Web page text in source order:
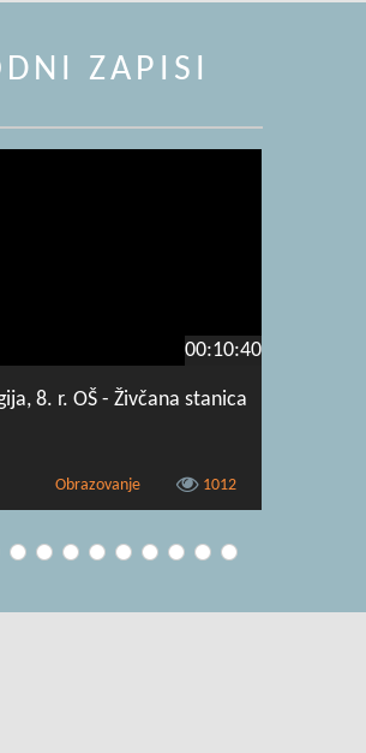
ZAPISI
00:10:40
8. r. OŠ - Živčana stanica
Obrazovanje 1012